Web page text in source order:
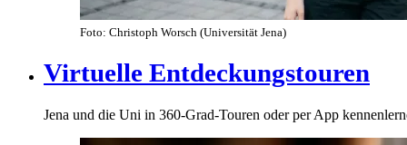
Foto: Christoph Worsch (Universität Jena)
Virtuelle Entdeckungstouren
Jena und die Uni in 360-Grad-Touren oder per App